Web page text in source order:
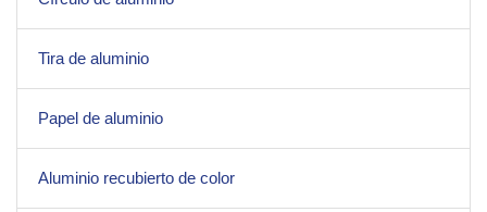
Tira de aluminio
Papel de aluminio
Aluminio recubierto de color